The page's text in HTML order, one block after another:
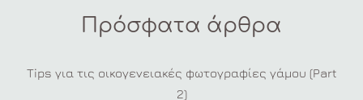
Πρόσφατα άρθρα
Tips για τις οικογενειακές φωτογραφίες γάμου (Part
2)